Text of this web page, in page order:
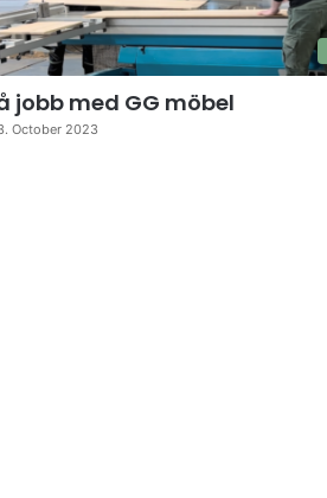
jobb med GG möbel
October 2023